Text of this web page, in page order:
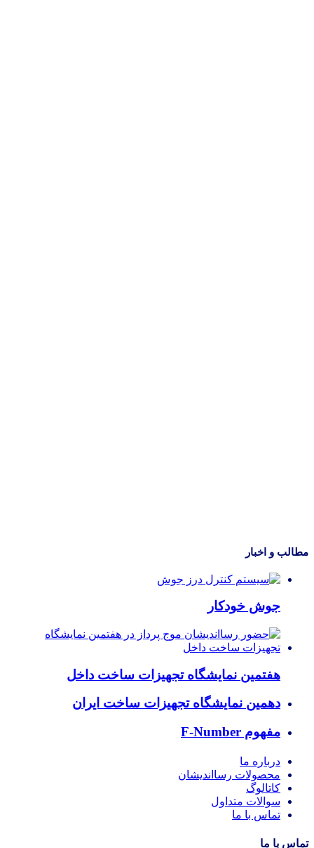
مطالب و اخبار
جوش خودکار
هفتمین نمایشگاه تجهیزات ساخت داخل
دهمین نمایشگاه تجهیزات ساخت ایران
مفهوم F-Number
درباره ما
محصولات رسااندیشان
کاتالوگ
سوالات متداول
تماس با ما
تماس با ما